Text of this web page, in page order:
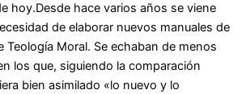
hoy.Desde hace varios años se viene
de elaborar nuevos manuales de
Teología Moral. Se echaban de menos
los que, siguiendo la comparación
bien asimilado «lo nuevo y lo